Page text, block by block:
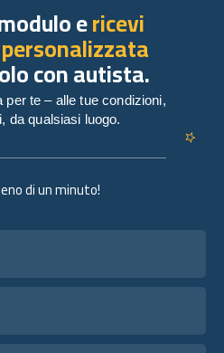
di un minuto!
ericevi
con autista.
per te – alle tue condizioni,
da qualsiasi luogo.